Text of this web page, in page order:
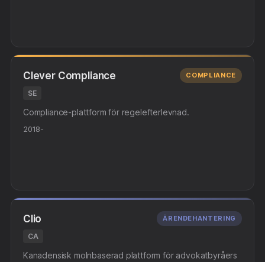
Clever Compliance
SE
COMPLIANCE
Compliance-plattform för regelefterlevnad.
2018-
Clio
CA
ÄRENDEHANTERING
Kanadensisk molnbaserad plattform för advokatbyråers